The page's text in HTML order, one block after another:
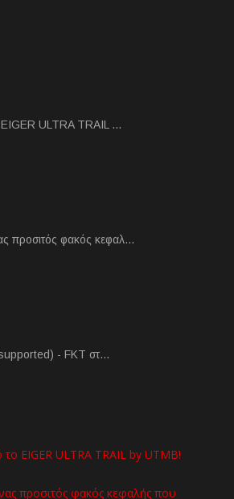
ULTRA TRAIL …
προσιτός φακός κεφαλ…
- FKT στ…